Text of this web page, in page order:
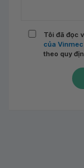
Tôi đã đọc
của Vinmec
theo quy